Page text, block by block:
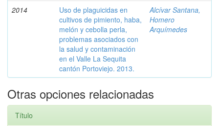
2014
Uso de plaguicidas en
cultivos de pimiento, haba,
melón y cebolla perla,
problemas asociados con
la salud y contaminación
en el Valle La Sequita
cantón Portoviejo. 2013.
Alcívar Santana,
Homero
Arquímedes
Otras opciones relacionadas
Título